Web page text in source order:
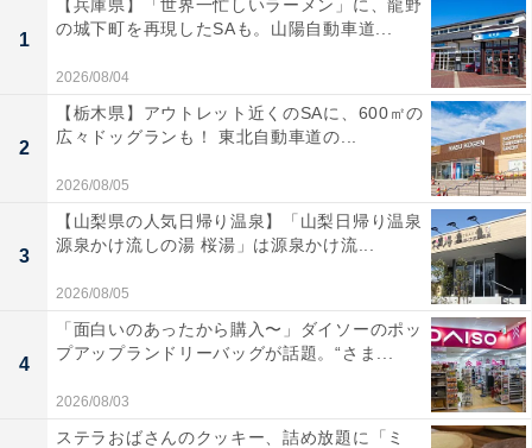
楽天トラベルの「温泉SALE」とは？
楽天トラベルでは、人気温泉地の宿をお得に予約するこ
とができる「楽天トラベル温泉SALE」を不定期で開
1
【兵庫県】「世界一忙しいラーメン」に、龍野
の城下町を再現したSAも。山陽自動車道...
2026/08/04
2
【栃木県】アウトレット近くのSAに、600㎡の
広々ドッグランも！ 東北自動車道の...
2026/08/05
3
【山梨県の人気日帰り温泉】「山梨日帰り温泉
源泉かけ流しの湯 桜湯」は源泉かけ流...
2026/08/05
4
「面白いのあったから購入〜」ダイソーのポッ
プアップランドリーバッグが話題。“さま...
2026/08/03
ステラおばさんのクッキー、詰め放題に「ミ